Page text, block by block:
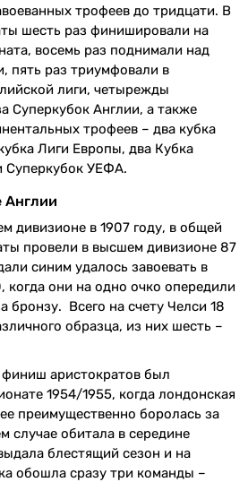
трофеев до тридцати. В
шесть раз финишировали на
восемь раз поднимали над
пять раз триумфовали в
лиги, четырежды
Суперкубок Англии, а также
трофеев – два кубка
Лиги Европы, два Кубка
Суперкубок УЕФА.
Англии
дивизионе в 1907 году, в общей
провели в высшем дивизионе 87
синим удалось завоевать в
когда они на одно очко опередили
бронзу. Всего на счету Челси 18
образца, из них шесть –
аристократов был
1954/1955, когда лондонская
преимущественно боролась за
случае обитала в середине
блестящий сезон и на
обошла сразу три команды –